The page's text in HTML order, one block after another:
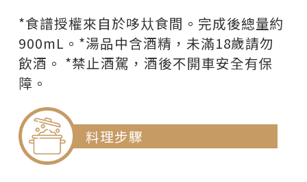
水
500mL
鹽巴
適量
黑胡椒
鮮奶油
顯示部份食材
*食譜授權來自於哆夶食間。完成後總量約
900mL。*湯品中含酒精，未滿18歲請勿
飲酒。 *禁止酒駕，酒後不開車安全有保
障。
料理步驟